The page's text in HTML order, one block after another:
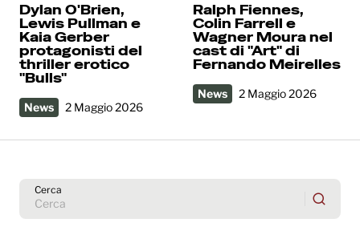
Dylan O'Brien,
Lewis Pullman e
Kaia Gerber
protagonisti del
thriller erotico
"Bulls"
News 2 Maggio 2026
Ralph Fiennes,
Colin Farrell e
Wagner Moura nel
cast di "Art" di
Fernando Meirelles
News 2 Maggio 2026
Cerca